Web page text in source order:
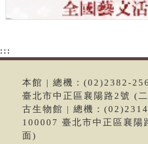
:::
本館 | 總機：(02)2382-
臺北市中正區襄陽路2號 (
古生物館 | 總機：
100007 臺北市中正區襄陽
面)